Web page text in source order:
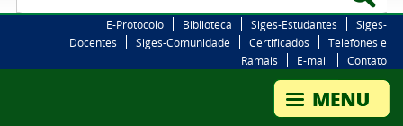
E-Protocolo Biblioteca Siges-Estudantes
Siges-
Docentes
Siges-Comunidade Certificados
Telefones e
Ramais
E-mail Contato